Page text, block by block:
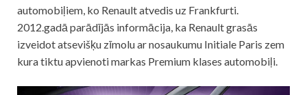
automobiļiem, ko Renault atvedis uz Frankfurti.
2012.gadā parādījās informācija, ka Renault grasās
izveidot atsevišķu zīmolu ar nosaukumu Initiale Paris zem
kura tiktu apvienoti markas Premium klases automobiļi.